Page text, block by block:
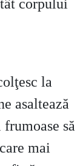
corpului
la
asaltează
să
mai